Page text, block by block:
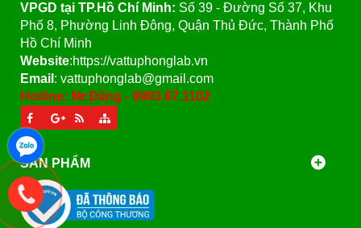
VPGD tại TP.Hồ Chí Minh: Số 39 - Đường Số 37, Khu
Phố 8, Phường Linh Đông, Quận Thủ Đức, Thành Phố
Hồ Chí Minh
Website:https://vattuphonglab.vn
Email : vattuphonglab@gmail.com
Hotline: Mr.Đăng - 0903.07.1102
SẢN PHẨM